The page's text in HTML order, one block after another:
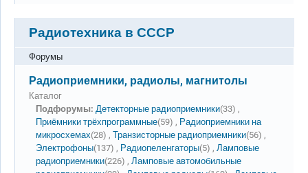
Радиотехника в СССР
Форумы
Нет новых сообщений
Радиоприемники, радиолы, магнитолы
Каталог
Подфорумы: Детекторные радиоприемники(33) ,
Приёмники трёхпрограммные(59) , Радиоприемники на
микросхемах(28) , Транзисторные радиоприемники(56) ,
Электрофоны(137) , Радиопеленгаторы(5) , Ламповые
радиоприемники(226) , Ламповые автомобильные